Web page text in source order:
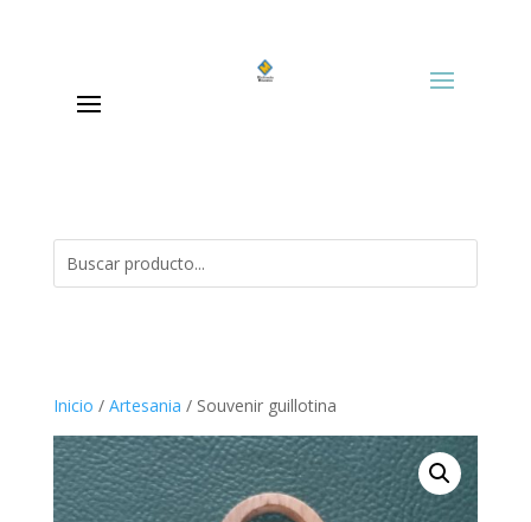
Inicio / Artesania / Souvenir guillotina